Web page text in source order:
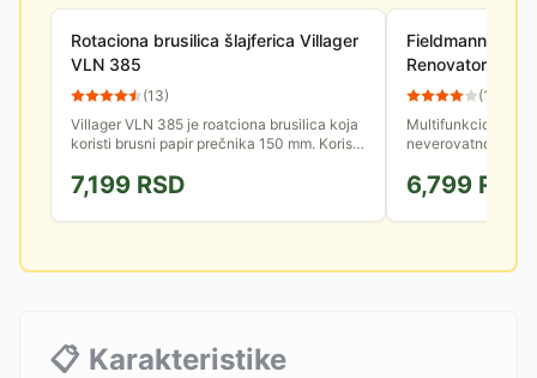
Rotaciona brusilica šlajferica Villager
VLN 385
(13)
Villager VLN 385 je roatciona brusilica koja
koristi brusni papir prečnika 150 mm. Koristi
ravnih...
7,199 RSD
Fieldmann
Renovator FDB
(12
Multifunkcionalni
neverovatnom
kontrole brzine
6,799 RSD
📋 Karakteristike